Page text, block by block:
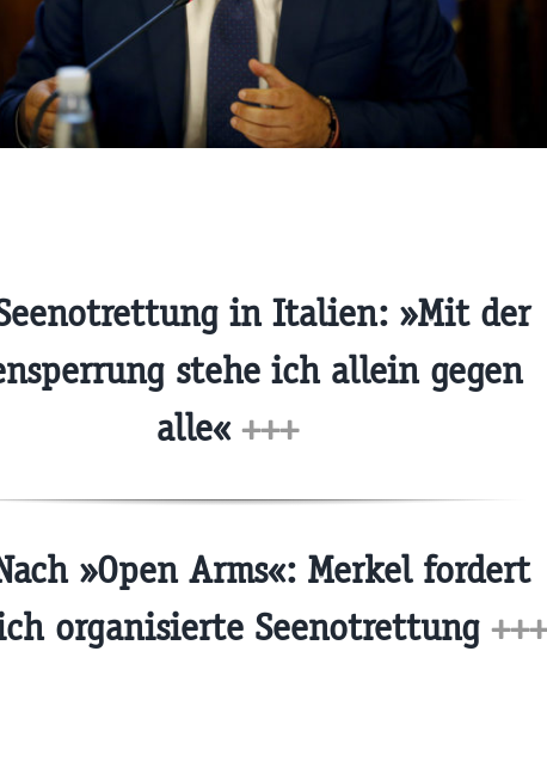
in Italien: »Mit der
stehe ich allein gegen
alle« +++
»Open Arms«: Merkel fordert
organisierte Seenotrettung +++